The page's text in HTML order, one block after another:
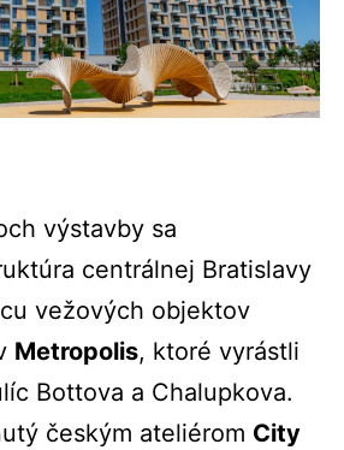
výstavby sa
centrálnej Bratislavy
vežových objektov
Metropolis, ktoré vyrástli
Bottova a Chalupkova.
českým ateliérom City